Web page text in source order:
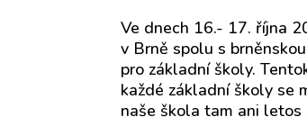
Ve dnech 16.- 17. října
v Brně spolu s
pro základní školy.
každé základní školy se
naše škola tam ani letos